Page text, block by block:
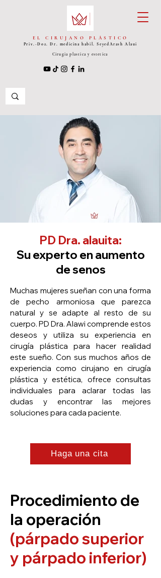
EL CIRUJANO PLÁSTICO
Priv.-Doz. Dr. medicina habil. Seyed Arash Alaui
Cirugia plastica y estetica
PD Dra. alauita:
Su experto en aumento
de senos
Muchas mujeres sueñan con una forma
de pecho armoniosa que parezca
natural y se adapte al resto de su
cuerpo. PD Dra. Alawi comprende estos
deseos y utiliza su experiencia en
cirugía plástica para hacer realidad
este sueño. Con sus muchos años de
experiencia como cirujano en cirugía
plástica y estética, ofrece consultas
individuales para aclarar todas las
dudas y encontrar las mejores
soluciones para cada paciente.
Haga una cita
Procedimiento de
la operación
(párpado superior
y párpado inferior)